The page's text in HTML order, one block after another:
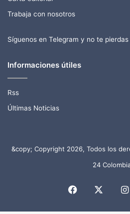
Trabaja con nosotros
Síguenos en Telegram y no te pierdas
Informaciones útiles
Rss
Últimas Noticias
&copy; Copyright 2026, Todos los
24
Facebook